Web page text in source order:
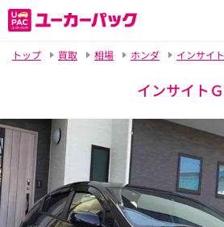
トップ
買取 相場 ホンダ インサイト
インサイトＧ